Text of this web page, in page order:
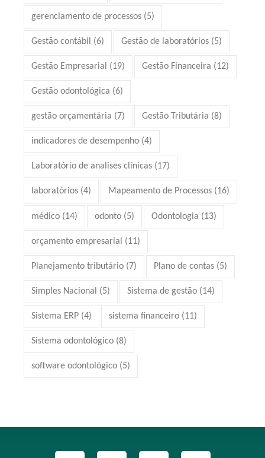
gerenciamento de processos (5)
Gestão contábil (6) Gestão de laboratórios (5)
Gestão Empresarial (19) Gestão Financeira (12)
Gestão odontológica (6)
gestão orçamentária (7) Gestão Tributária (8)
indicadores de desempenho (4)
Laboratório de analises clínicas (17)
laboratórios (4) Mapeamento de Processos (16)
médico (14) odonto (5) Odontologia (13)
orçamento empresarial (11)
Planejamento tributário (7) Plano de contas (5)
Simples Nacional (5) Sistema de gestão (14)
Sistema ERP (4) sistema financeiro (11)
Sistema odontológico (8)
software odontológico (5)